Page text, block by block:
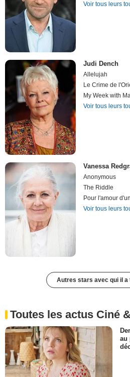
Voir tous leurs
Judi Dench
Allelujah
Le Crime de
My Week with
Voir tous leurs
Vanessa
Anonymous
The Riddle
Pour l'amour
Voir tous leurs
Autres stars avec qui il a
Toutes les actus Ciné
au